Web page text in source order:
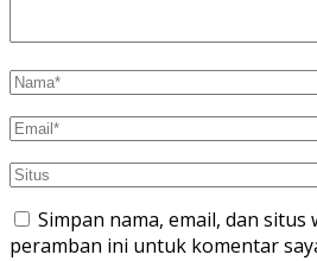
Simpan nama, email, dan situs
peramban ini untuk komentar